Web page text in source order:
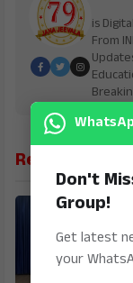
is
From
Related News
Don't
Group!
Get latest
your